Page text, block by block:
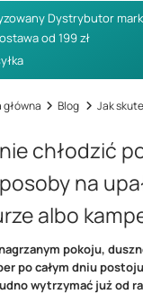
Dystrybutor
od 199 zł
Blog Jak
chłodzić
na
albo
pokoju,
po całym dniu
wytrzymać już od